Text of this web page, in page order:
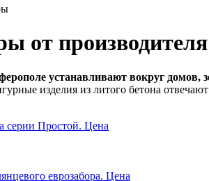
от
устанавливают вокруг домов,
изделия из литого бетона